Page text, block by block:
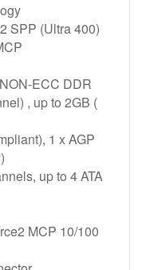
SPP (Ultra 400)
ECC DDR
, up to 2GB (
1 x AGP
up to 4 ATA
MCP 10/100